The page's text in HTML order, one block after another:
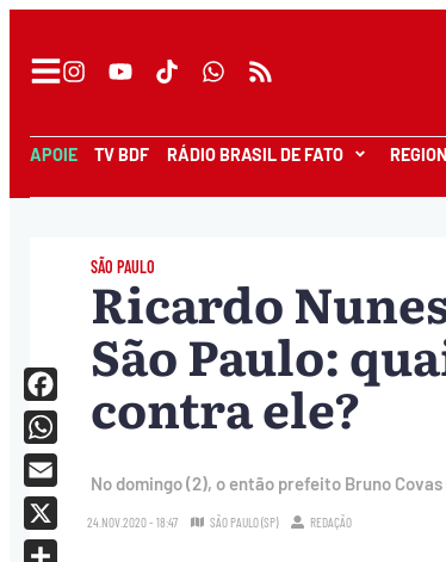
APOIE TV BDF RÁDIO BRASIL DE FATO
SÃO PAULO
Ricardo
São Paulo:
contra ele?
No domingo (2), o então prefeito Bruno
24.NOV.2020 - 18:47 SÃO PAULO (SP) REDAÇÃO
Facebook
WhatsApp
Email
X